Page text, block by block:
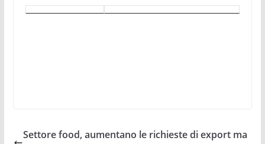
Settore food, aumentano le richieste di export ma